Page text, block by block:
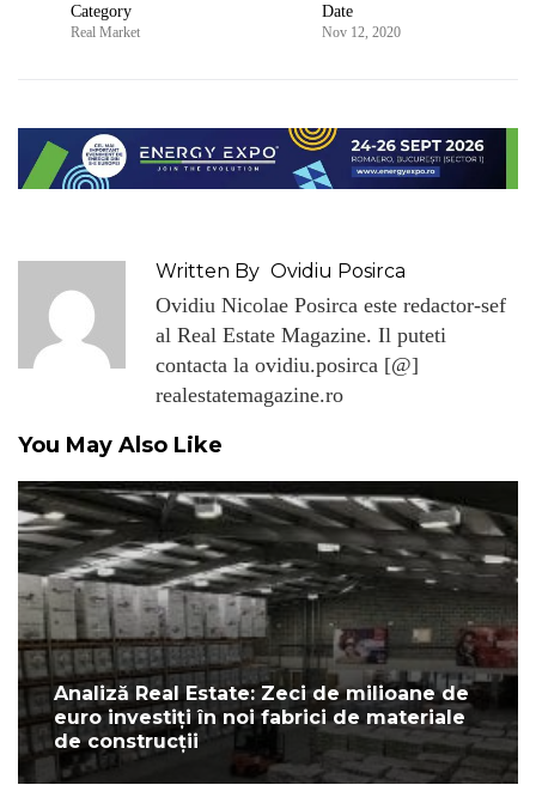
Category
Real Market
Date
Nov 12, 2020
Written By Ovidiu Posirca
Ovidiu Nicolae Posirca este redactor-sef
al Real Estate Magazine. Il puteti
contacta la ovidiu.posirca [@]
realestatemagazine.ro
You May Also Like
Analiză Real Estate: Zeci de milioane de
euro investiți în noi fabrici de materiale
de construcții